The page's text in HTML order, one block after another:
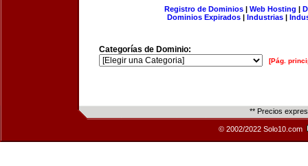
Registro de Dominios| Web Hosting |
Dominios Expirados | Industrias |
Categorías de Dominio:
[Pág.
** Precios
© 2002/2022 Solo10.com